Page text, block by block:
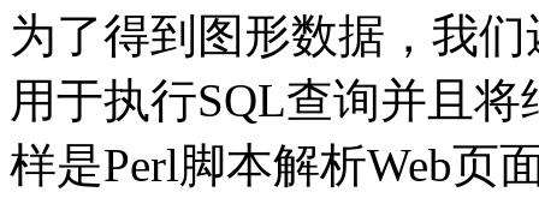
为了得到图形数据，我
用于执行SQL查询并且
样是Perl脚本解析Web页